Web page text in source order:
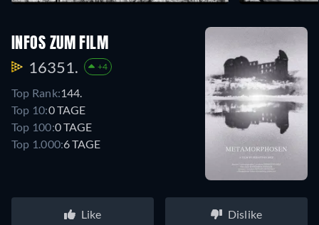
INFOS ZUM FILM
16351. +4
Top Rank:144.
Top 10:0 TAGE
Top 100:0 TAGE
Top 1.000:6 TAGE
Like Dislike